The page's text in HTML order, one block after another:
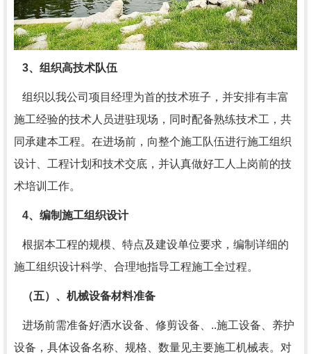
3、组织高技术队伍
组织以我公司项目经理为首的技术班子，并安排有丰富
施工经验的技术人员进驻现场，同时配备熟练技术工，共
同承建本工程。在进场前，向整个施工队伍进行施工组织
设计、工程计划和技术交底，并认真做好工人上岗前的技
术培训工作。
4、编制施工组织设计
根据本工程的规模、特点及建设单位要求，编制详细的
施工组织设计科学、合理地指导工程施工全过程。
（五）、机械设备材料准备
进场前需准备好洒水设备、修剪设备、..施工设备、养护
设备，具体设备名称、规格、数量见主要施工机械表。对